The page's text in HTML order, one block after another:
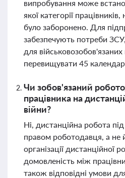
випробування може
якої категорії
було заборонено. Для
забезпечують потреби
для
перевищувати 45
Чи зобов'язаний
працівника на
війни?
Ні, дистанційна робота
правом роботодавця, а не
організації дистанційної
домовленість між
також відповідні умови